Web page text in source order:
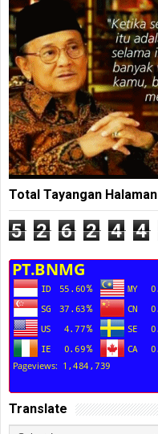
Total Tayangan Halaman
5 2 6 2 4 4
Translate